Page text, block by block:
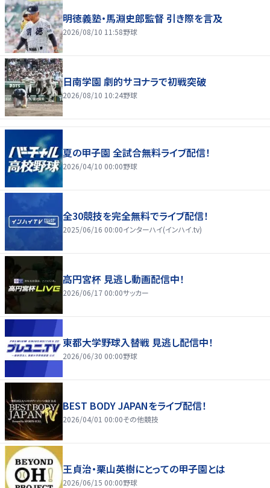
明徳義塾・馬淵史郎監督 引き際を言及
2026/08/10 11:58野球
日南学園 劇的サヨナラで初戦突破
2026/08/10 10:24野球
夏の甲子園 全試合無料ライブ配信！
2026/04/10 00:00野球
全30競技を完全無料でライブ配信！
2025/06/16 00:00インターハイ(インハイ.tv)
高円宮杯 見逃し動画配信中！
2026/06/17 00:00サッカー
東都大学野球入替戦 見逃し配信中！
2026/06/30 00:00野球
BEST BODY JAPANをライブ配信！
2026/04/01 00:00その他競技
王貞治・栗山英樹にとっての甲子園とは
2026/06/15 00:00野球